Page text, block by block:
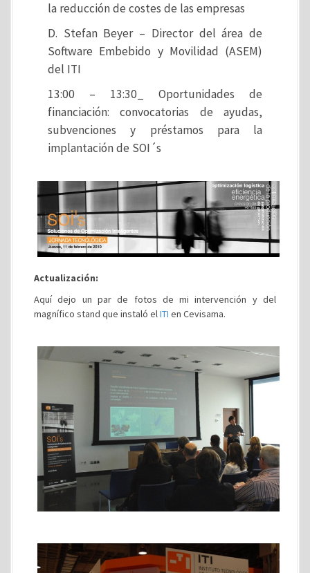
la reducción de costes de las empresas
D. Stefan Beyer – Director del área de
Software Embebido y Movilidad (ASEM)
del ITI
13:00 – 13:30_ Oportunidades de
financiación: convocatorias de ayudas,
subvenciones y préstamos para la
implantación de SOI´s
Actualización:
Aquí dejo un par de fotos de mi intervención y del
magnífico stand que instaló elITI en Cevisama.